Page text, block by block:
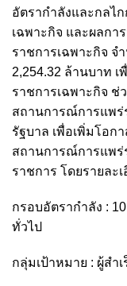
อัตรากำลังและกลไ
เฉพาะกิจ และผลกา
ราชการเฉพาะกิจ จ
2,254.32 ล้านบาท
ราชการเฉพาะกิจ ช่
สถานการณ์การแพร่
รัฐบาล เพื่อเพิ่มโอก
สถานการณ์การแพร่
ราชการ โดยรายละ
กรอบอัตรากำลัง :
ทั่วไป
กลุ่มเป้าหมาย : ผู้สำ